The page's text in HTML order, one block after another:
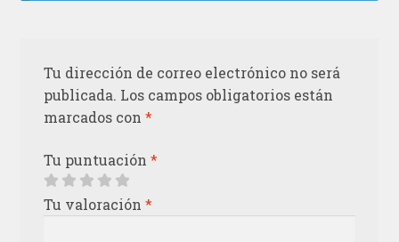
Tu dirección de correo electrónico no será
publicada. Los campos obligatorios están
marcados con *
Tu puntuación *
Tu valoración *